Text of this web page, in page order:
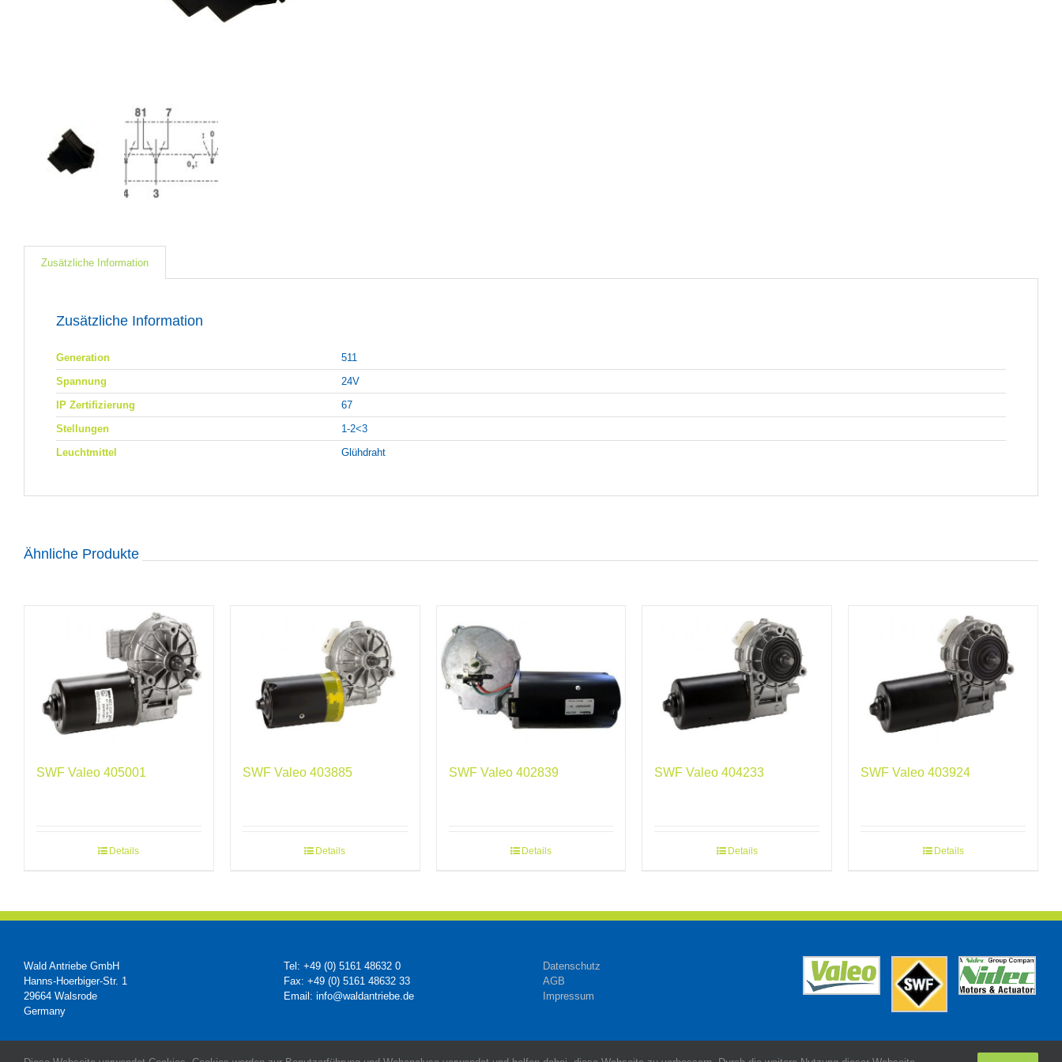
Zusätzliche Information
Zusätzliche Information
Generation
511
Spannung
24V
IP Zertifizierung
67
Stellungen
1-2<3
Leuchtmittel
Glühdraht
Ähnliche Produkte
SWF Valeo 405001
Details
SWF Valeo 403885
Details
SWF Valeo 402839
Details
SWF Valeo 404233
Details
SWF Valeo 403924
Details
Wald Antriebe GmbH
Hanns-Hoerbiger-Str. 1
29664 Walsrode
Germany
Tel: +49 (0) 5161 48632 0
Fax: +49 (0) 5161 48632 33
Email: info@waldantriebe.de
Datenschutz
AGB
Impressum